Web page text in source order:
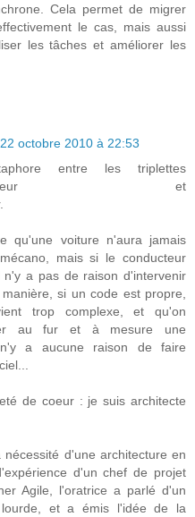
Cela permet de migrer
le cas, mais aussi
les tâches et améliorer les
22 octobre 2010 à 22:53
entre les triplettes
développeur et
qu'une voiture n'aura jamais
mais si le conducteur
n'y a pas de raison d'intervenir
si un code est propre,
trop complexe, et qu'on
au fur et à mesure une
a aucune raison de faire
de coeur : je suis architecte
d'une architecture en
d'un chef de projet
Agile, l'oratrice a parlé d'un
lourde, et a émis l'idée de la